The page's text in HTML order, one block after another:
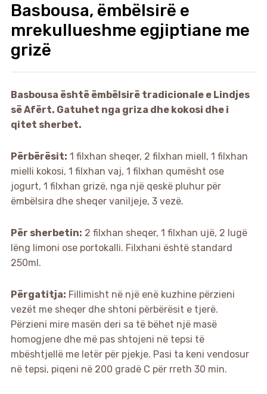
Basbousa, ëmbëlsirë e
mrekullueshme egjiptiane me
grizë
Basbousa është ëmbëlsirë tradicionale e Lindjes
së Afërt. Gatuhet nga griza dhe kokosi dhe i
qitet sherbet.
Përbërësit: 1 filxhan sheqer, 2 filxhan miell, 1 filxhan
mielli kokosi, 1 filxhan vaj, 1 filxhan qumësht ose
jogurt, 1 filxhan grizë, nga një qeskë pluhur për
ëmbëlsira dhe sheqer vaniljeje, 3 vezë.
Për sherbetin: 2 filxhan sheqer, 1 filxhan ujë, 2 lugë
lëng limoni ose portokalli. Filxhani është standard
250ml.
Përgatitja: Fillimisht në një enë kuzhine përzieni
vezët me sheqer dhe shtoni përbërësit e tjerë.
Përzieni mire masën deri sa të bëhet një masë
homogjene dhe më pas shtojeni në tepsi të
mbështjellë me letër për pjekje. Pasi ta keni vendosur
në tepsi, piqeni në 200 gradë C për rreth 30 min.